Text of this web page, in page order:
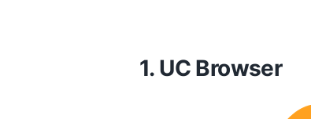
1. UC Browser